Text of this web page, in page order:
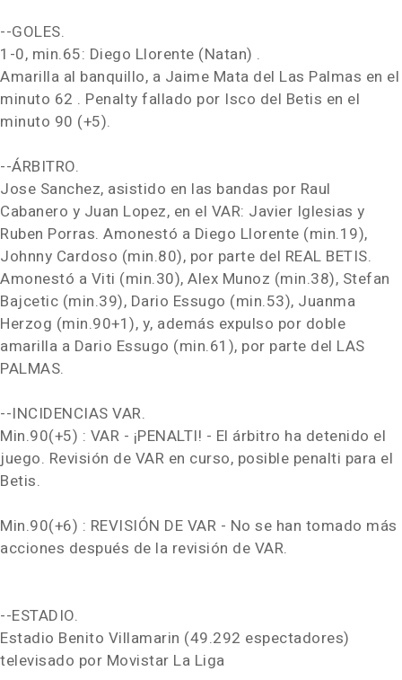
--GOLES.
1-0, min.65: Diego Llorente (Natan) .
Amarilla al banquillo, a Jaime Mata del Las Palmas en el
minuto 62 . Penalty fallado por Isco del Betis en el
minuto 90 (+5).
--ÁRBITRO.
Jose Sanchez, asistido en las bandas por Raul
Cabanero y Juan Lopez, en el VAR: Javier Iglesias y
Ruben Porras. Amonestó a Diego Llorente (min.19),
Johnny Cardoso (min.80), por parte del REAL BETIS.
Amonestó a Viti (min.30), Alex Munoz (min.38), Stefan
Bajcetic (min.39), Dario Essugo (min.53), Juanma
Herzog (min.90+1), y, además expulso por doble
amarilla a Dario Essugo (min.61), por parte del LAS
PALMAS.
--INCIDENCIAS VAR.
Min.90(+5) : VAR - ¡PENALTI! - El árbitro ha detenido el
juego. Revisión de VAR en curso, posible penalti para el
Betis.
Min.90(+6) : REVISIÓN DE VAR - No se han tomado más
acciones después de la revisión de VAR.
--ESTADIO.
Estadio Benito Villamarin (49.292 espectadores)
televisado por Movistar La Liga